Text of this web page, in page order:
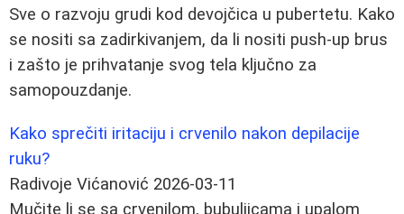
Sve o razvoju grudi kod devojčica u pubertetu. Kako
se nositi sa zadirkivanjem, da li nositi push-up brus
i zašto je prihvatanje svog tela ključno za
samopouzdanje.
Kako sprečiti iritaciju i crvenilo nakon depilacije
ruku?
Radivoje Vićanović 2026-03-11
Mučite li se sa crvenilom, bubuljicama i upalom